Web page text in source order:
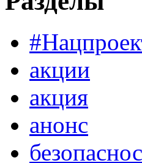
акции
акция
анонс